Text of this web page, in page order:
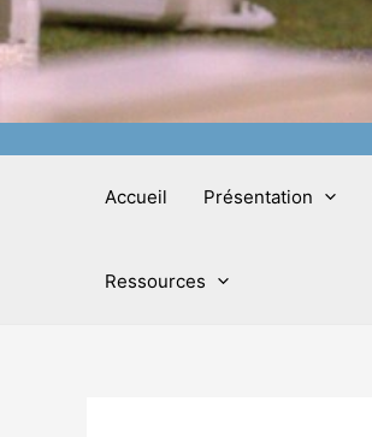
Accueil Présentation
Ressources